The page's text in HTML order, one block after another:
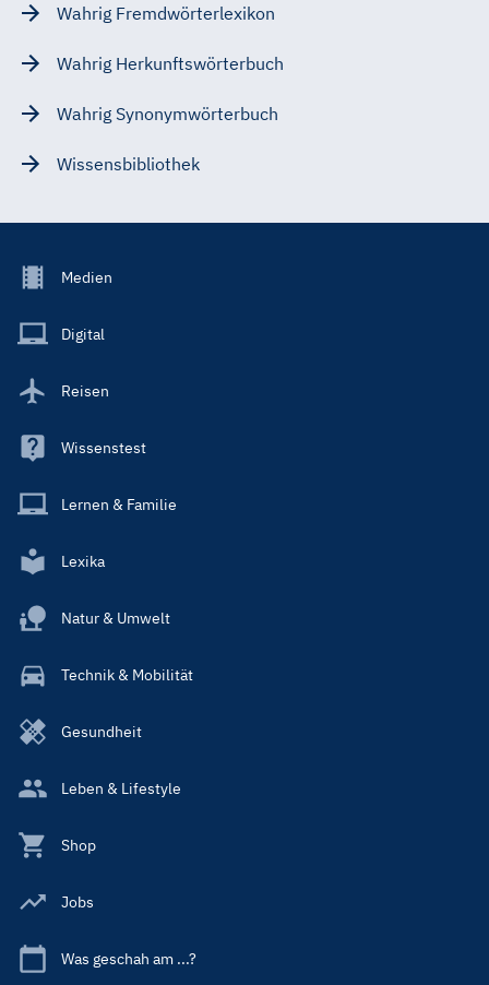
Wahrig Fremdwörterlexikon
Wahrig Herkunftswörterbuch
Wahrig Synonymwörterbuch
Wissensbibliothek
Footer
Main
Medien
Digital
Reisen
Wissenstest
Lernen & Familie
Lexika
Natur & Umwelt
Technik & Mobilität
Gesundheit
Leben & Lifestyle
Shop
Jobs
Was geschah am ...?